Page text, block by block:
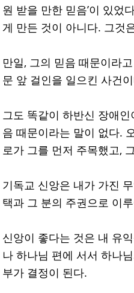
원 받을 만한 믿음’이 있었
게 만든 것이 아니다. 그것
만일, 그의 믿음 때문이라
문 앞 걸인을 일으킨 사건
그도 똑같이 하반신 장애
음 때문이라는 말이 없다.
로가 그를 먼저 주목했고,
기독교 신앙은 내가 가진
택과 그 분의 주권으로 이
신앙이 좋다는 것은 내 유
나 하나님 편에 서서 하나
부가 결정이 된다.